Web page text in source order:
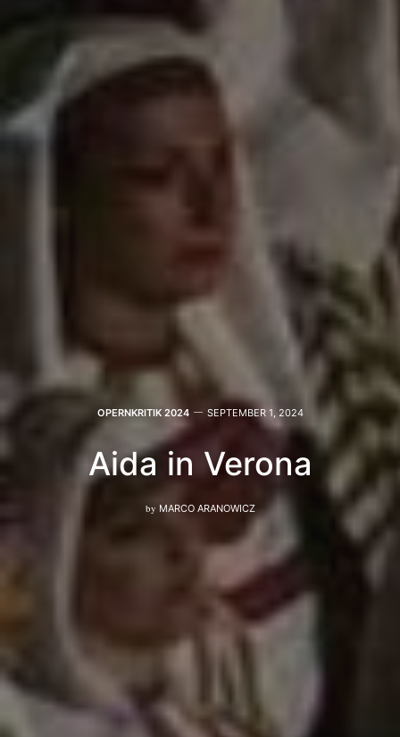
OPERNKRITIK 2024 SEPTEMBER 1, 2024
Aida in Verona
by MARCO ARANOWICZ